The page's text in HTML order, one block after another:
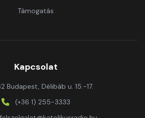
Támogatás
Kapcsolat
Budapest, Délibáb u. 15.-17.
(+36 1) 255-3333